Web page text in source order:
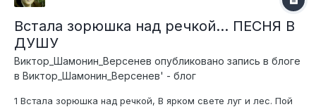
Встала зорюшка над речкой... ПЕСНЯ В
ДУШУ
Виктор_Шамонин_Версенев опубликовано запись в блоге
в Виктор_Шамонин_Версенев' - блог
1 Встала зорюшка над речкой, В ярком свете луг и лес. Пой